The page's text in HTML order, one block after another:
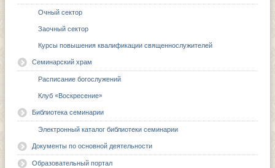
Очный сектор
Заочный сектор
Курсы повышения квалификации священнослужителей
Семинарский храм
Расписание богослужений
Клуб «Воскресение»
Библиотека семинарии
Электронный каталог библиотеки семинарии
Документы по основной деятельности
Образовательный портал